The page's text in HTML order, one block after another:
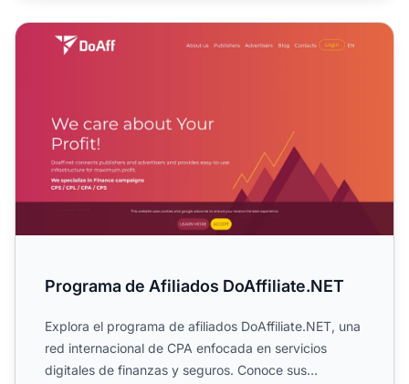
Programa de Afiliados DoAffiliate.NET
Programa de Afiliados DoAffiliate.NET
Explora el programa de afiliados DoAffiliate.NET, una
red internacional de CPA enfocada en servicios
digitales de finanzas y seguros. Conoce sus